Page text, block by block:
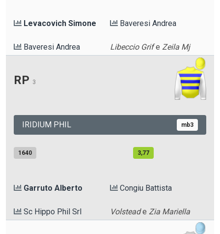
Levacovich Simone Baveresi Andrea
Baveresi Andrea Libeccio Grife Zeila Mj
RP 3
IRIDIUM PHIL mb3
1640 3,77
Garruto Alberto Congiu Battista
Sc Hippo Phil Srl Volsteade Zia Mariella